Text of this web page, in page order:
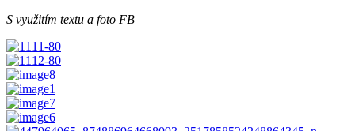
S využitím textu a foto FB